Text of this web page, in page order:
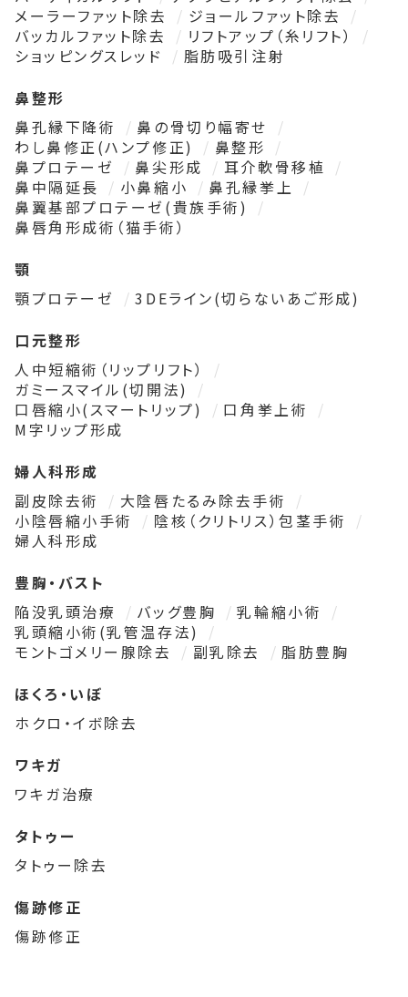
メーラーファット除去
ジョールファット除去
バッカルファット除去
リフトアップ（糸リフト）
ショッピングスレッド
脂肪吸引注射
鼻整形
鼻孔縁下降術
鼻の骨切り幅寄せ
わし鼻修正(ハンプ修正)
鼻整形
鼻プロテーゼ
鼻尖形成
耳介軟骨移植
鼻中隔延長
小鼻縮小
鼻孔縁挙上
鼻翼基部プロテーゼ(貴族手術)
鼻唇角形成術（猫手術）
顎
顎プロテーゼ
3DEライン(切らないあご形成)
口元整形
人中短縮術（リップリフト）
ガミースマイル(切開法)
口唇縮小(スマートリップ)
口角挙上術
M字リップ形成
婦人科形成
副皮除去術
大陰唇たるみ除去手術
小陰唇縮小手術
陰核（クリトリス）包茎手術
婦人科形成
豊胸・バスト
陥没乳頭治療
バッグ豊胸
乳輪縮小術
乳頭縮小術(乳管温存法)
モントゴメリー腺除去
副乳除去
脂肪豊胸
ほくろ・いぼ
ホクロ・イボ除去
ワキガ
ワキガ治療
タトゥー
タトゥー除去
傷跡修正
傷跡修正